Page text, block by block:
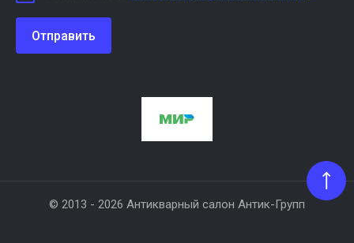
Отправить
© 2013 - 2026 Антикварный салон Антик-Групп